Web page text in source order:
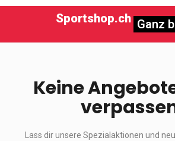
Sportshop.ch Ganz
Keine
Lass dir unsere Spezialaktionen und